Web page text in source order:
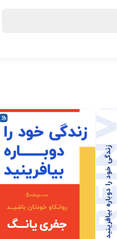
زندگی خود را دوباره بیافرینید